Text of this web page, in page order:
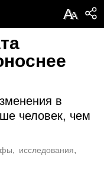
АА
в
человек, чем
исследования